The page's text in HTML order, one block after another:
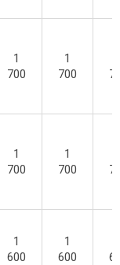
1
700
1
700
1
700
1
700
1
600
1
600